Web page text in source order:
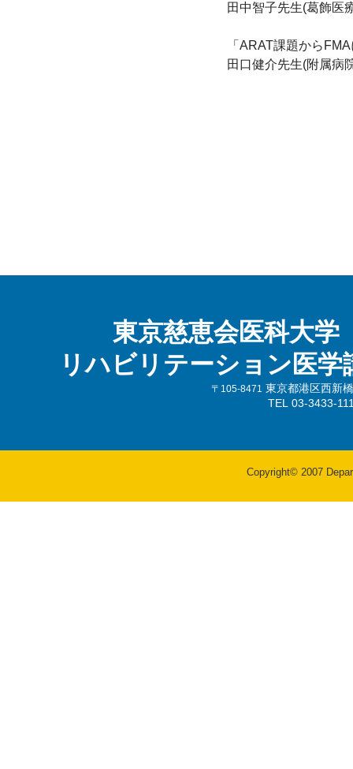
田中智子先生(葛飾医
「ARAT課題から
田口健介先生(附属病
東京慈恵会医科大学
リハビリテーション医学
〒105-8471
東京都港区西新
TEL 03-3433-
Copyright© 2007